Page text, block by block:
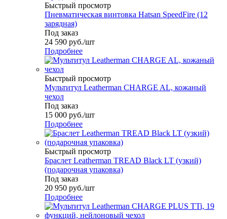
Быстрый просмотр
Пневматическая винтовка Hatsan SpeedFire (12
зарядная)
Под заказ
24 590 руб./шт
Подробнее
Быстрый просмотр
Мультитул Leatherman CHARGE AL, кожаный
чехол
Под заказ
15 000 руб./шт
Подробнее
Быстрый просмотр
Браслет Leatherman TREAD Black LT (узкий)
(подарочная упаковка)
Под заказ
20 950 руб./шт
Подробнее